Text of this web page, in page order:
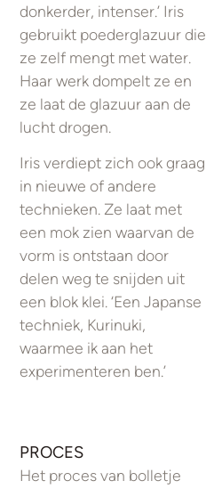
donkerder, intenser.’ Iris
gebruikt poederglazuur die
ze zelf mengt met water.
Haar werk dompelt ze en
ze laat de glazuur aan de
lucht drogen.
Iris verdiept zich ook graag
in nieuwe of andere
technieken. Ze laat met
een mok zien waarvan de
vorm is ontstaan door
delen weg te snijden uit
een blok klei. ‘Een Japanse
techniek, Kurinuki,
waarmee ik aan het
experimenteren ben.’
PROCES
Het proces van bolletje